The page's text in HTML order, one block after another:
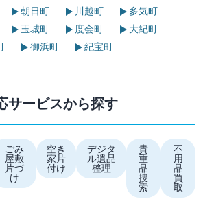
朝日町 川越町
多気町
玉城町 度会町
大紀町
御浜町 紀宝町
サービスから探す
ごみ
屋敷
片づ
け
空き
家片
付け
デジタ
ル遺品
整理
貴
重
品
捜
索
不
用
品
買
取